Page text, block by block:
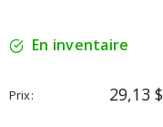
En inventaire
Prix 29,13 $